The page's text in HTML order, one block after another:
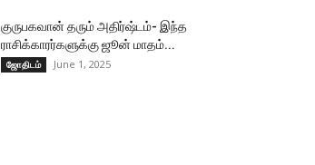
குருபகவான் தரும் அதிர்ஷ்டம்- இந்த
ராசிக்காரர்களுக்கு ஜூன் மாதம்...
ஜோதிடம் June 1, 2025